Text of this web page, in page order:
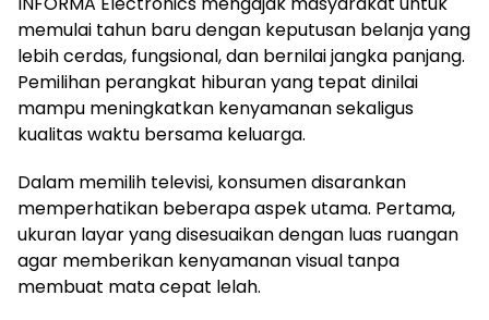
memulai tahun baru dengan keputusan belanja yang
lebih cerdas, fungsional, dan bernilai jangka panjang.
Pemilihan perangkat hiburan yang tepat dinilai
mampu meningkatkan kenyamanan sekaligus
kualitas waktu bersama keluarga.
Dalam memilih televisi, konsumen disarankan
memperhatikan beberapa aspek utama. Pertama,
ukuran layar yang disesuaikan dengan luas ruangan
agar memberikan kenyamanan visual tanpa
membuat mata cepat lelah.